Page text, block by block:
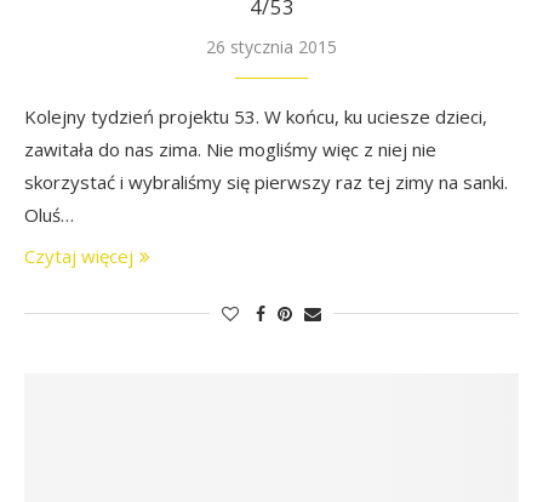
4/53
26 stycznia 2015
Kolejny tydzień projektu 53. W końcu, ku uciesze dzieci,
zawitała do nas zima. Nie mogliśmy więc z niej nie
skorzystać i wybraliśmy się pierwszy raz tej zimy na sanki.
Oluś…
Czytaj więcej